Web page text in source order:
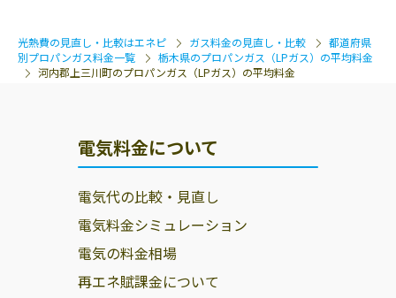
光熱費の見直し・比較はエネピ ガス料金の見直し・比較
都道府県
別プロパンガス料金一覧
栃木県のプロパンガス（LPガス）の平均料金
河内郡上三川町のプロパンガス（LPガス）の平均料金
電気料金について
電気代の比較・見直し
電気料金シミュレーション
電気の料金相場
再エネ賦課金について